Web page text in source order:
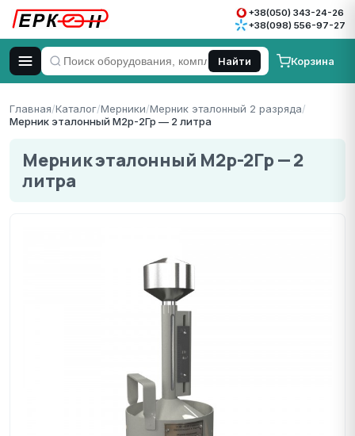
+38(050) 343-24-26
+38(098) 556-97-27
Найти Корзина
Главная/Каталог/Мерники/Мерник эталонный 2 разряда/
Мерник эталонный М2р-2Гр — 2 литра
Мерник эталонный М2р-2Гр — 2
литра